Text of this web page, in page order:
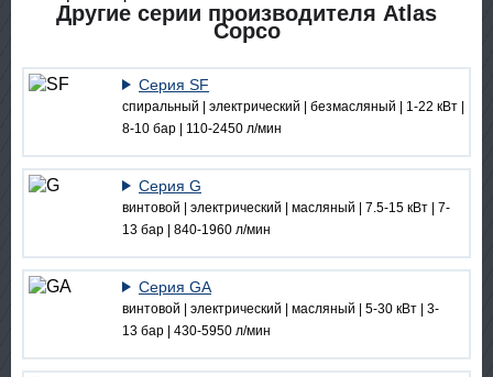
Другие серии производителя Atlas
Copco
Серия SF
спиральный | электрический | безмасляный | 1-22 кВт |
8-10 бар | 110-2450 л/мин
Серия G
винтовой | электрический | масляный | 7.5-15 кВт | 7-
13 бар | 840-1960 л/мин
Серия GA
винтовой | электрический | масляный | 5-30 кВт | 3-
13 бар | 430-5950 л/мин